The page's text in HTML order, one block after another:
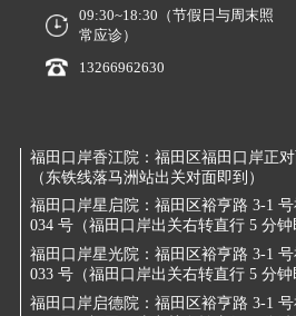
09:30~18:30（节假日与周末照
常应诊）
13266962630
福田口岸香江院：福田区福田口岸正
（东铁线落马洲站出关对面即到）
福田口岸星启院：福田区裕亨路 3-1
034 号（福田口岸出关右转直行 5 分钟
福田口岸星光院：福田区裕亨路 3-1
033 号（福田口岸出关右转直行 5 分钟
福田口岸启德院：福田区裕亨路 3-1